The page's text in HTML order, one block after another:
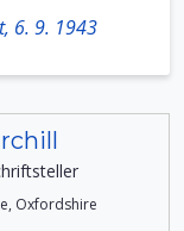
6. 9. 1943
Oxfordshire